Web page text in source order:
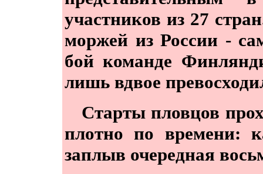
участников из 27
моржей из России -
бой команде
лишь вдвое
Старты пловцов
плотно по времени:
заплыв очередная